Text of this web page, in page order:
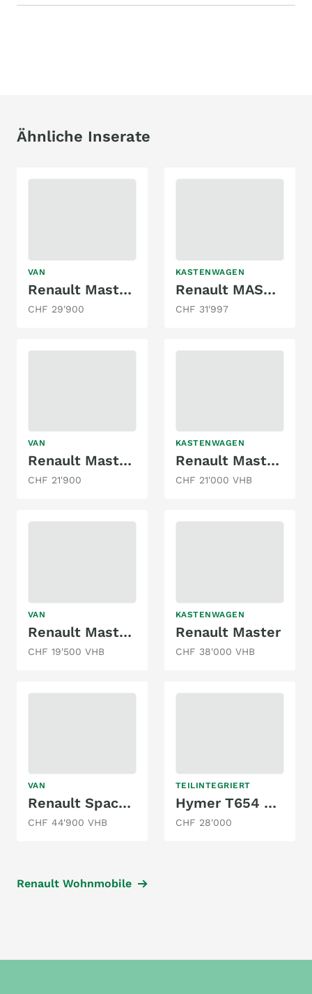
Ähnliche Inserate
VAN
Renault Master L2/H2
CHF 29'900
KASTENWAGEN
Renault MASTER CAMPER ADVENTURE L3 H3 DCI 130
CHF 31'997
VAN
Renault Master Selbstausbau
CHF 21'900
KASTENWAGEN
Renault Master T35 dCi120
CHF 21'000 VHB
VAN
Renault Master T35
CHF 19'500 VHB
KASTENWAGEN
Renault Master
CHF 38'000 VHB
VAN
Renault Spacenomad4
CHF 44'900 VHB
TEILINTEGRIERT
Hymer T654 Gold Edition
CHF 28'000
Renault Wohnmobile